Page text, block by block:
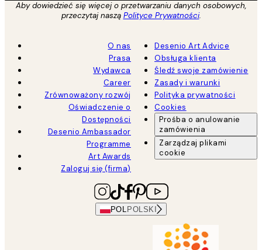
Aby dowiedzieć się więcej o przetwarzaniu danych osobowych,
przeczytaj naszą Polityce Prywatności.
O nas
Prasa
Wydawca
Career
Zrównoważony rozwój
Oświadczenie o
Dostępności
Desenio Ambassador
Programme
Art Awards
Zaloguj się (firma)
Desenio Art Advice
Obsługa klienta
Śledź swoje zamówienie
Zasady i warunki
Polityka prywatności
Cookies
Prośba o anulowanie
zamówienia
Zarządzaj plikami
cookie
POL POLSKI